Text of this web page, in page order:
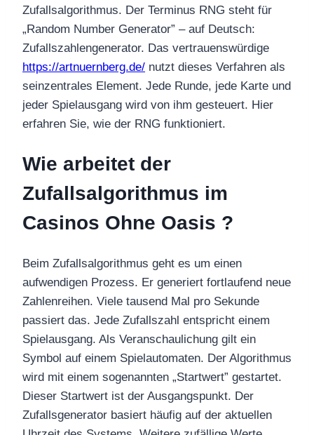
Zufallsalgorithmus. Der Terminus RNG steht für
„Random Number Generator” – auf Deutsch:
Zufallszahlengenerator. Das vertrauenswürdige
https://artnuernberg.de/ nutzt dieses Verfahren als
seinzentrales Element. Jede Runde, jede Karte und
jeder Spielausgang wird von ihm gesteuert. Hier
erfahren Sie, wie der RNG funktioniert.
Wie arbeitet der
Zufallsalgorithmus im
Casinos Ohne Oasis ?
Beim Zufallsalgorithmus geht es um einen
aufwendigen Prozess. Er generiert fortlaufend neue
Zahlenreihen. Viele tausend Mal pro Sekunde
passiert das. Jede Zufallszahl entspricht einem
Spielausgang. Als Veranschaulichung gilt ein
Symbol auf einem Spielautomaten. Der Algorithmus
wird mit einem sogenannten „Startwert” gestartet.
Dieser Startwert ist der Ausgangspunkt. Der
Zufallsgenerator basiert häufig auf der aktuellen